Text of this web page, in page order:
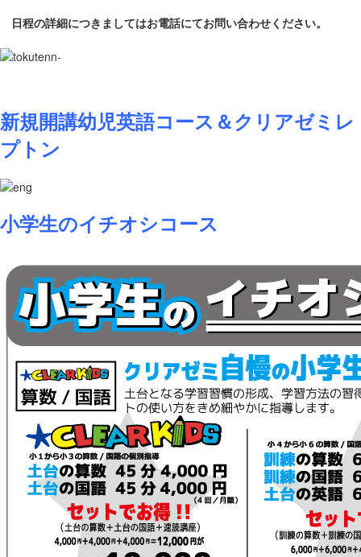
日程の詳細につきましてはお電話にてお問い合わせください。
新規開講幼児英語コース＆クリアゼミレ
プトン
小学生のイチオシコース